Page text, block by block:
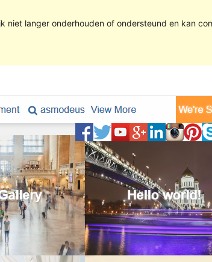
niet langer onderhouden of ondersteund en kan